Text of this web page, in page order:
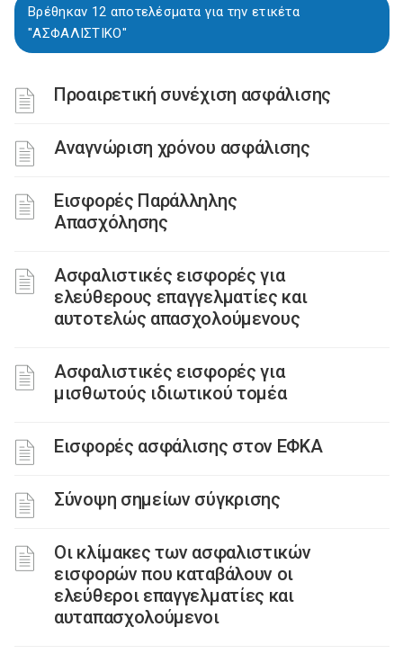
Βρέθηκαν 12 αποτελέσματα για την ετικέτα
"ΑΣΦΑΛΙΣΤΙΚΟ"
Προαιρετική συνέχιση ασφάλισης
Αναγνώριση χρόνου ασφάλισης
Εισφορές Παράλληλης
Απασχόλησης
Ασφαλιστικές εισφορές για
ελεύθερους επαγγελματίες και
αυτοτελώς απασχολούμενους
Ασφαλιστικές εισφορές για
μισθωτούς ιδιωτικού τομέα
Εισφορές ασφάλισης στον ΕΦΚΑ
Σύνοψη σημείων σύγκρισης
Οι κλίμακες των ασφαλιστικών
εισφορών που καταβάλουν οι
ελεύθεροι επαγγελματίες και
αυταπασχολούμενοι